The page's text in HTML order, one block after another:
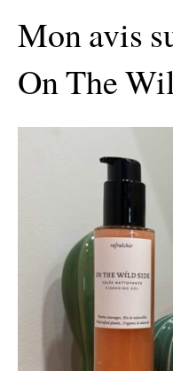
Mon avis
On The